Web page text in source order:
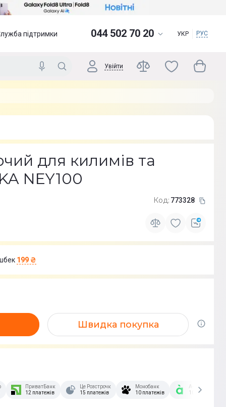
підтримки 044 502 70 20 УКР РУС
Увійти
для килимів та
NEY100
Код: 773328
199 ₴
Швидка покупка
Скибочка.
ПриватБанк
12 платежів
Це Розстрочка
15 платежів
Монобанк
10 платежів
А-Банк
10 платежів